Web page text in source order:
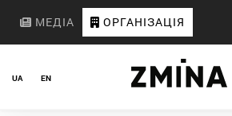
МЕДІА ОРГАНІЗАЦІЯ
UA EN